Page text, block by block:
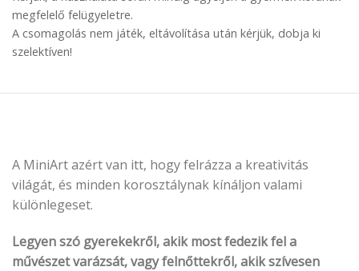
megfelelő felügyeletre.
A csomagolás nem játék, eltávolítása után kérjük, dobja ki
szelektíven!
A MiniArt azért van itt, hogy felrázza a kreativitás
világát, és minden korosztálynak kínáljon valami
különlegeset.
Legyen szó gyerekekről, akik most fedezik fel a
művészet varázsát, vagy felnőttekről, akik szívesen